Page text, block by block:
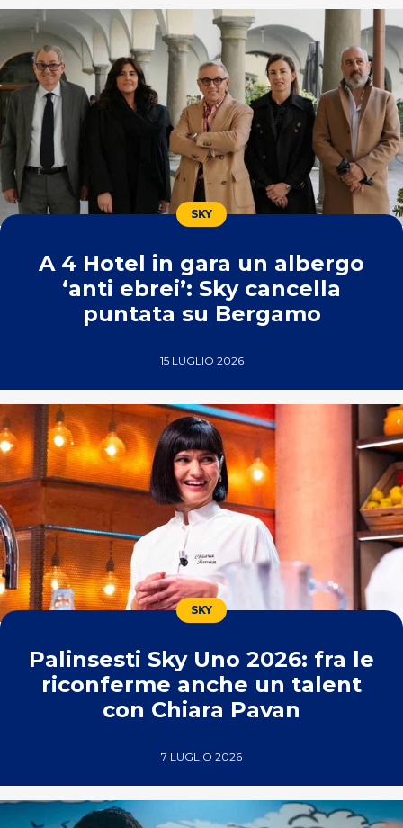
SKY
A 4 Hotel in gara un albergo
‘anti ebrei’: Sky cancella
puntata su Bergamo
15 LUGLIO 2026
SKY
Palinsesti Sky Uno 2026: fra le
riconferme anche un talent
con Chiara Pavan
7 LUGLIO 2026